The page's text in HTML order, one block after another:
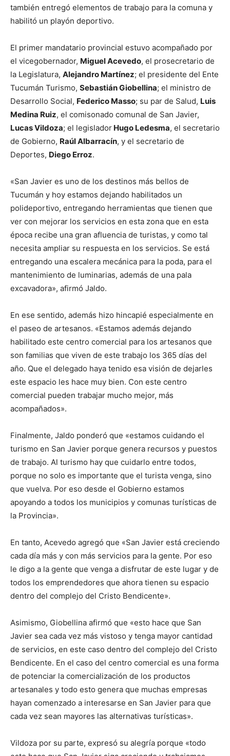
también entregó elementos de trabajo para la comuna y
habilitó un playón deportivo.
El primer mandatario provincial estuvo acompañado por
el vicegobernador, Miguel Acevedo, el prosecretario de
la Legislatura, Alejandro Martínez; el presidente del Ente
Tucumán Turismo, Sebastián Giobellina; el ministro de
Desarrollo Social, Federico Masso; su par de Salud, Luis
Medina Ruiz, el comisonado comunal de San Javier,
Lucas Vildoza; el legislador Hugo Ledesma, el secretario
de Gobierno, Raúl Albarracín, y el secretario de
Deportes, Diego Erroz.
«San Javier es uno de los destinos más bellos de
Tucumán y hoy estamos dejando habilitados un
polideportivo, entregando herramientas que tienen que
ver con mejorar los servicios en esta zona que en esta
época recibe una gran afluencia de turistas, y como tal
necesita ampliar su respuesta en los servicios. Se está
entregando una escalera mecánica para la poda, para el
mantenimiento de luminarias, además de una pala
excavadora», afirmó Jaldo.
En ese sentido, además hizo hincapié especialmente en
el paseo de artesanos. «Estamos además dejando
habilitado este centro comercial para los artesanos que
son familias que viven de este trabajo los 365 días del
año. Que el delegado haya tenido esa visión de dejarles
este espacio les hace muy bien. Con este centro
comercial pueden trabajar mucho mejor, más
acompañados».
Finalmente, Jaldo ponderó que «estamos cuidando el
turismo en San Javier porque genera recursos y puestos
de trabajo. Al turismo hay que cuidarlo entre todos,
porque no solo es importante que el turista venga, sino
que vuelva. Por eso desde el Gobierno estamos
apoyando a todos los municipios y comunas turísticas de
la Provincia».
En tanto, Acevedo agregó que «San Javier está creciendo
cada día más y con más servicios para la gente. Por eso
le digo a la gente que venga a disfrutar de este lugar y de
todos los emprendedores que ahora tienen su espacio
dentro del complejo del Cristo Bendicente».
Asimismo, Giobellina afirmó que «esto hace que San
Javier sea cada vez más vistoso y tenga mayor cantidad
de servicios, en este caso dentro del complejo del Cristo
Bendicente. En el caso del centro comercial es una forma
de potenciar la comercialización de los productos
artesanales y todo esto genera que muchas empresas
hayan comenzado a interesarse en San Javier para que
cada vez sean mayores las alternativas turísticas».
Vildoza por su parte, expresó su alegría porque «todo